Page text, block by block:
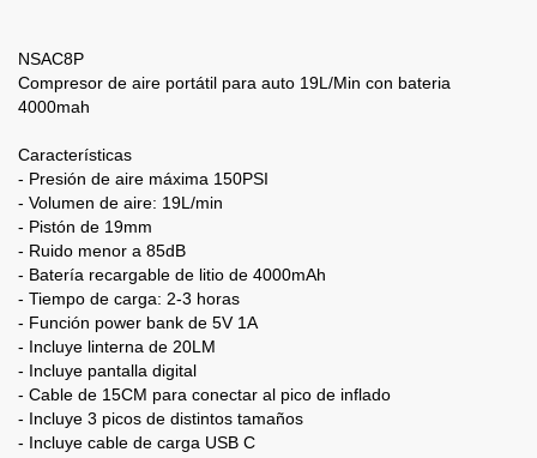
NSAC8P
Compresor de aire portátil para auto 19L/Min con bateria
4000mah
Características
- Presión de aire máxima 150PSI
- Volumen de aire: 19L/min
- Pistón de 19mm
- Ruido menor a 85dB
- Batería recargable de litio de 4000mAh
- Tiempo de carga: 2-3 horas
- Función power bank de 5V 1A
- Incluye linterna de 20LM
- Incluye pantalla digital
- Cable de 15CM para conectar al pico de inflado
- Incluye 3 picos de distintos tamaños
- Incluye cable de carga USB C